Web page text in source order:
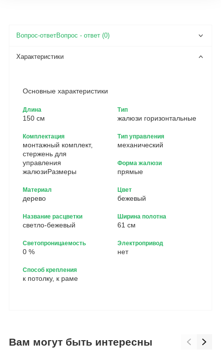
Вопрос - ответ (0)
Основные характеристики
Длина
150 см
Комплектация
монтажный комплект,
стержень для
управления
жалюзиРазмеры
Материал
дерево
Название расцветки
светло-бежевый
Светопроницаемость
0 %
Способ крепления
к потолку, к раме
Тип
жалюзи горизонтальные
Тип управления
механический
Форма жалюзи
прямые
Цвет
бежевый
Ширина полотна
61 см
Электропривод
нет
Вам могут быть интересны